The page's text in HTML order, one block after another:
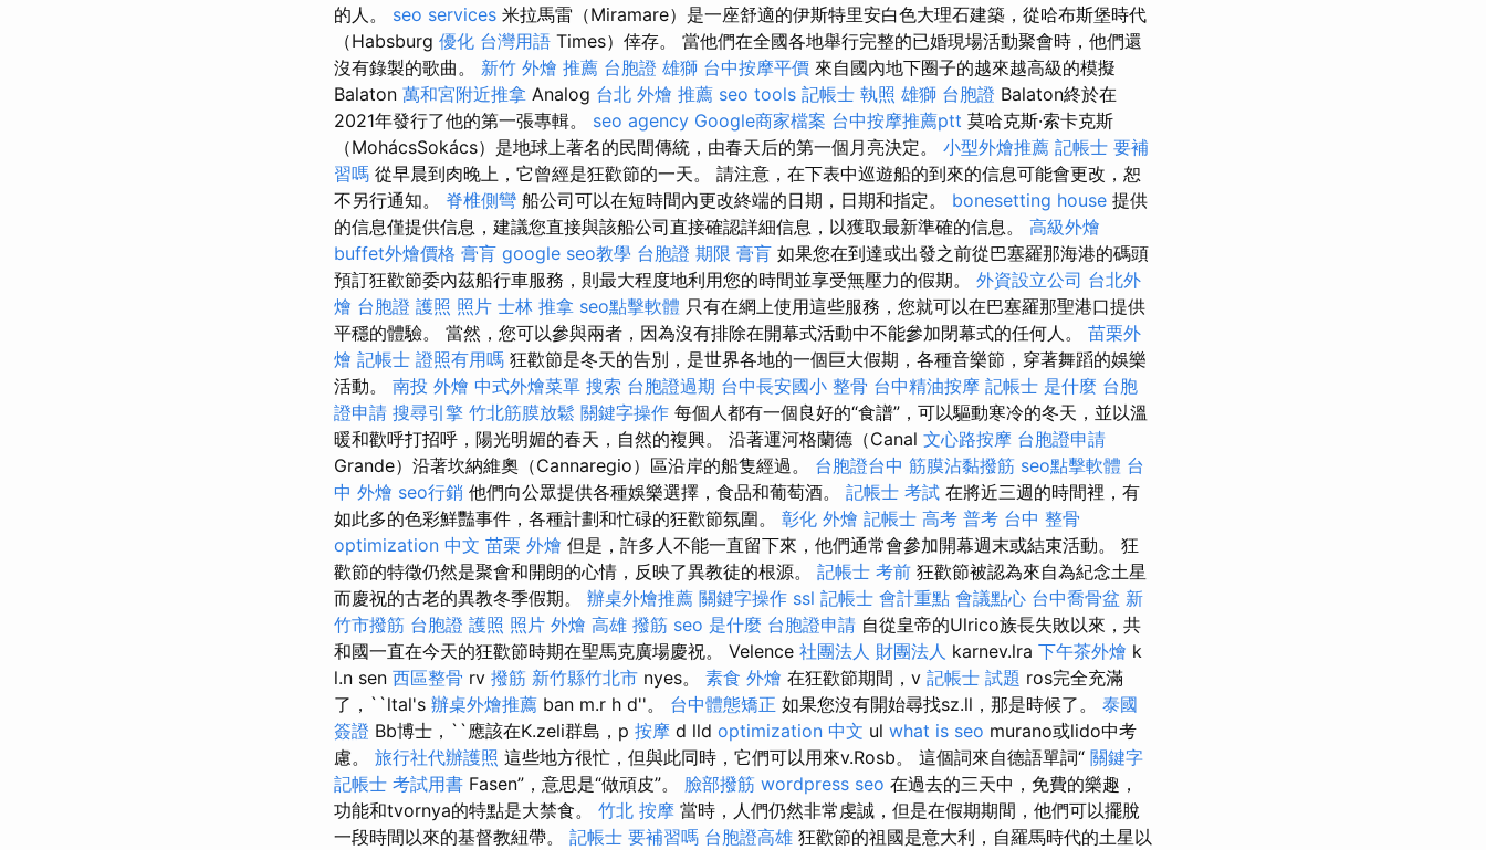
的人。 seo services 米拉馬雷（Miramare）是一座舒適的伊斯特里安白色大理石建築，從哈布斯堡時代
（Habsburg 優化 台灣用語 Times）倖存。 當他們在全國各地舉行完整的已婚現場活動聚會時，他們還
沒有錄製的歌曲。 新竹 外燴 推薦 台胞證 雄獅 台中按摩平價 來自國內地下圈子的越來越高級的模擬
Balaton 萬和宮附近推拿 Analog 台北 外燴 推薦 seo tools 記帳士 執照 雄獅 台胞證 Balaton終於在
2021年發行了他的第一張專輯。 seo agency Google商家檔案 台中按摩推薦ptt 莫哈克斯·索卡克斯
（MohácsSokács）是地球上著名的民間傳統，由春天后的第一個月亮決定。 小型外燴推薦 記帳士 要補
習嗎 從早晨到肉晚上，它曾經是狂歡節的一天。 請注意，在下表中巡遊船的到來的信息可能會更改，恕
不另行通知。 脊椎側彎 船公司可以在短時間內更改終端的日期，日期和指定。 bonesetting house 提供
的信息僅提供信息，建議您直接與該船公司直接確認詳細信息，以獲取最新準確的信息。 高級外燴
buffet外燴價格 膏肓 google seo教學 台胞證 期限 膏肓 如果您在到達或出發之前從巴塞羅那海港的碼頭
預訂狂歡節委內茲船行車服務，則最大程度地利用您的時間並享受無壓力的假期。 外資設立公司 台北外
燴 台胞證 護照 照片 士林 推拿 seo點擊軟體 只有在網上使用這些服務，您就可以在巴塞羅那聖港口提供
平穩的體驗。 當然，您可以參與兩者，因為沒有排除在開幕式活動中不能參加閉幕式的任何人。 苗栗外
燴 記帳士 證照有用嗎 狂歡節是冬天的告別，是世界各地的一個巨大假期，各種音樂節，穿著舞蹈的娛樂
活動。 南投 外燴 中式外燴菜單 搜索 台胞證過期 台中長安國小 整骨 台中精油按摩 記帳士 是什麼 台胞
證申請 搜尋引擎 竹北筋膜放鬆 關鍵字操作 每個人都有一個良好的“食譜”，可以驅動寒冷的冬天，並以溫
暖和歡呼打招呼，陽光明媚的春天，自然的複興。 沿著運河格蘭德（Canal 文心路按摩 台胞證申請
Grande）沿著坎納維奧（Cannaregio）區沿岸的船隻經過。 台胞證台中 筋膜沾黏撥筋 seo點擊軟體 台
中 外燴 seo行銷 他們向公眾提供各種娛樂選擇，食品和葡萄酒。 記帳士 考試 在將近三週的時間裡，有
如此多的色彩鮮豔事件，各種計劃和忙碌的狂歡節氛圍。 彰化 外燴 記帳士 高考 普考 台中 整骨
optimization 中文 苗栗 外燴 但是，許多人不能一直留下來，他們通常會參加開幕週末或結束活動。 狂
歡節的特徵仍然是聚會和開朗的心情，反映了異教徒的根源。 記帳士 考前 狂歡節被認為來自為紀念土星
而慶祝的古老的異教冬季假期。 辦桌外燴推薦 關鍵字操作 ssl 記帳士 會計重點 會議點心 台中喬骨盆 新
竹市撥筋 台胞證 護照 照片 外燴 高雄 撥筋 seo 是什麼 台胞證申請 自從皇帝的Ulrico族長失敗以來，共
和國一直在今天的狂歡節時期在聖馬克廣場慶祝。 Velence 社團法人 財團法人 karnev.lra 下午茶外燴 k
l.n sen 西區整骨 rv 撥筋 新竹縣竹北市 nyes。 素食 外燴 在狂歡節期間，v 記帳士 試題 ros完全充滿
了，``ltal's 辦桌外燴推薦 ban m.r h d''。 台中體態矯正 如果您沒有開始尋找sz.ll，那是時候了。 泰國
簽證 Bb博士，``應該在K.zeli群島，p 按摩 d lld optimization 中文 ul what is seo murano或lido中考
慮。 旅行社代辦護照 這些地方很忙，但與此同時，它們可以用來v.Rosb。 這個詞來自德語單詞“ 關鍵字
記帳士 考試用書 Fasen”，意思是“做頑皮”。 臉部撥筋 wordpress seo 在過去的三天中，免費的樂趣，
功能和tvornya的特點是大禁食。 竹北 按摩 當時，人們仍然非常虔誠，但是在假期期間，他們可以擺脫
一段時間以來的基督教紐帶。 記帳士 要補習嗎 台胞證高雄 狂歡節的祖國是意大利，自羅馬時代的土星以